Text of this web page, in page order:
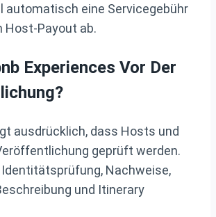
automatisch eine Servicegebühr
Host-Payout ab.
Experiences Vor Der
ausdrücklich, dass Hosts und
geprüft werden.
Identitätsprüfung, Nachweise,
und Itinerary